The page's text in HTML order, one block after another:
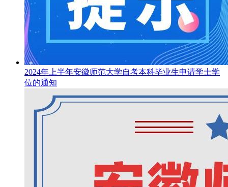
2024年上半年安徽师范大学自考本科毕业生申请学士学
位的通知